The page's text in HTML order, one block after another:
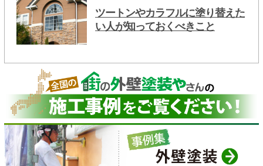
ツートンやカラフルに塗り替えた
い人が知っておくべきこと